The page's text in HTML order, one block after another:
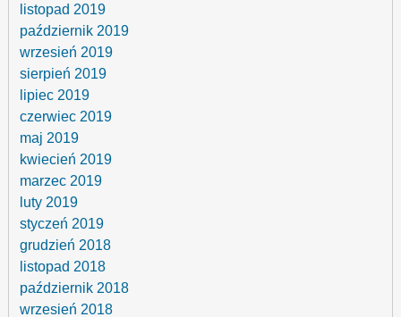
listopad 2019
październik 2019
wrzesień 2019
sierpień 2019
lipiec 2019
czerwiec 2019
maj 2019
kwiecień 2019
marzec 2019
luty 2019
styczeń 2019
grudzień 2018
listopad 2018
październik 2018
wrzesień 2018